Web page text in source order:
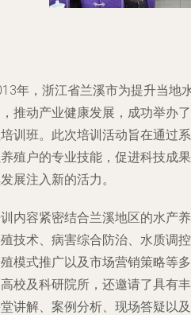
年，浙江省兰溪市为提升当地
推动产业健康发展，成功举办
训班。此次培训活动旨在通过
殖户的专业技能，促进科技成
展注入新的活力。
内容紧密结合兰溪地区的水产
技术、病害综合防治、水质调
模式推广以及市场营销策略等
校及科研院所，还邀请了具有
讲解、案例分析、现场答疑以